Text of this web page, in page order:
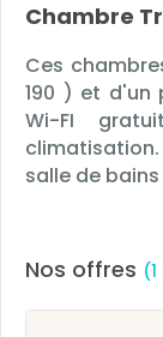
Chambre
Ces
190 ) et d'un
Wi-FI
salle de
Nos offres